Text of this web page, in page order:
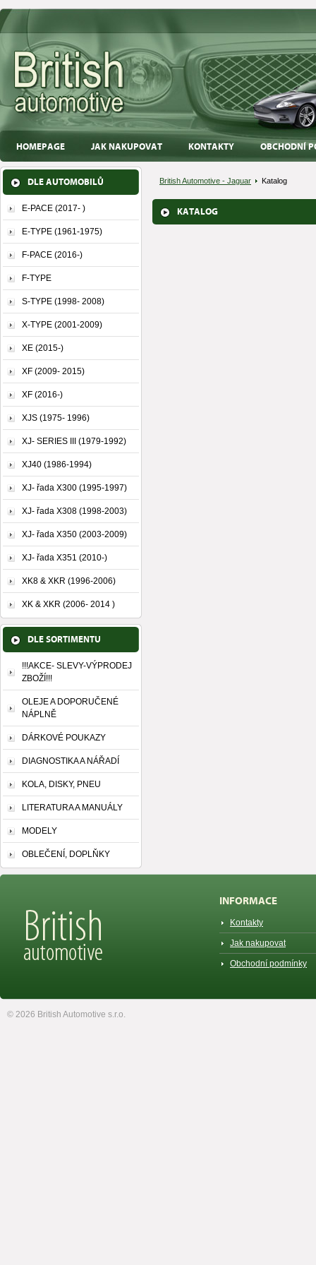
HOMEPAGE JAK NAKUPOVAT KONTAKTY OBCHODNÍ
DLE AUTOMOBILŮ
E-PACE (2017- )
E-TYPE (1961-1975)
F-PACE (2016-)
F-TYPE
S-TYPE (1998- 2008)
X-TYPE (2001-2009)
XE (2015-)
XF (2009- 2015)
XF (2016-)
XJS (1975- 1996)
XJ- SERIES III (1979-1992)
XJ40 (1986-1994)
XJ- řada X300 (1995-1997)
XJ- řada X308 (1998-2003)
XJ- řada X350 (2003-2009)
XJ- řada X351 (2010-)
XK8 & XKR (1996-2006)
XK & XKR (2006- 2014 )
DLE SORTIMENTU
!!!AKCE- SLEVY-VÝPRODEJ
ZBOŽÍ!!!
OLEJE A DOPORUČENÉ
NÁPLNĚ
DÁRKOVÉ POUKAZY
DIAGNOSTIKA A NÁŘADÍ
KOLA, DISKY, PNEU
LITERATURA A MANUÁLY
MODELY
OBLEČENÍ, DOPLŇKY
British Automotive - Jaguar Katalog
KATALOG
INFORMACE
Kontakty
Jak nakupovat
Obchodní podmínky
© 2026 British Automotive s.r.o.